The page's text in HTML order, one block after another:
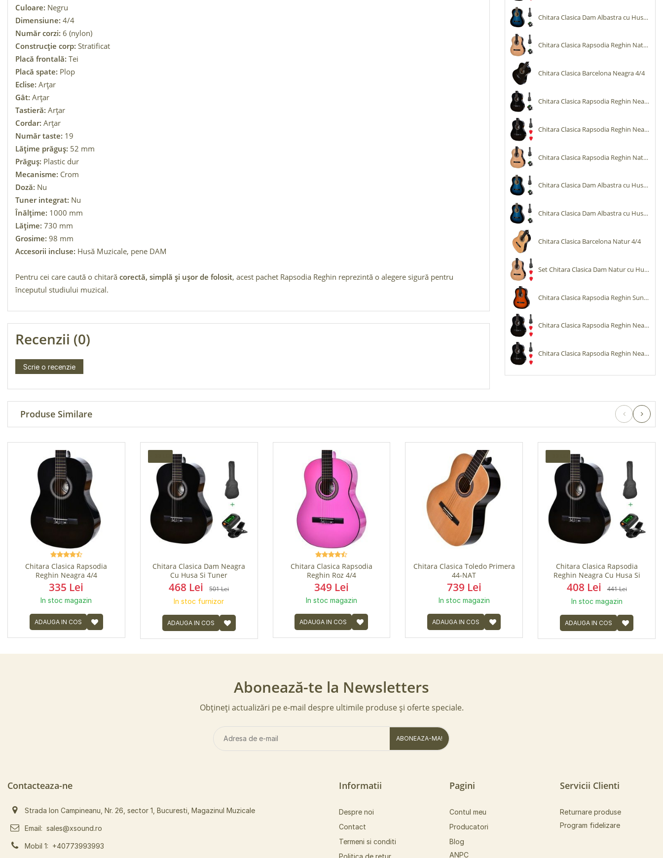
Culoare: Negru
Dimensiune: 4/4
Număr corzi: 6 (nylon)
Construcție corp: Stratificat
Placă frontală: Tei
Placă spate: Plop
Eclise: Arțar
Gât: Arțar
Tastieră: Arțar
Cordar: Arțar
Număr taste: 19
Lățime prăguș: 52 mm
Prăguș: Plastic dur
Mecanisme: Crom
Doză: Nu
Tuner integrat: Nu
Înălțime: 1000 mm
Lățime: 730 mm
Grosime: 98 mm
Accesorii incluse: Husă Muzicale, pene DAM
Pentru cei care caută o chitară corectă, simplă și ușor de folosit, acest pachet Rapsodia Reghin reprezintă o alegere sigură pentru
începutul studiului muzical.
Recenzii (0)
Scrie o recenzie
Chitara Clasica Dam Albastra cu Husa si Tuner
Chitara Clasica Rapsodia Reghin Natur cu Husa si Tuner
Chitara Clasica Barcelona Neagra 4/4
Chitara Clasica Rapsodia Reghin Neagra cu Husa si Tuner
Chitara Clasica Rapsodia Reghin Neagra cu Husa si Pene
Chitara Clasica Rapsodia Reghin Natur cu Husa si Tuner
Chitara Clasica Dam Albastra cu Husa si Tuner
Chitara Clasica Dam Albastra cu Husa si Tuner
Chitara Clasica Barcelona Natur 4/4
Set Chitara Clasica Dam Natur cu Husa si Pene
Chitara Clasica Rapsodia Reghin Sunburst 4/4
Chitara Clasica Rapsodia Reghin Neagra cu Husa si Pene
Chitara Clasica Rapsodia Reghin Neagra cu Husa si Pene
Produse Similare
Chitara Clasica Rapsodia
Reghin Neagra 4/4
335 Lei
In stoc magazin
ADAUGA IN COS
Chitara Clasica Dam Neagra
Cu Husa Si Tuner
468 Lei
501 Lei
In stoc furnizor
ADAUGA IN COS
Chitara Clasica Rapsodia
Reghin Roz 4/4
349 Lei
In stoc magazin
ADAUGA IN COS
Chitara Clasica Toledo Primera
44-NAT
739 Lei
In stoc magazin
ADAUGA IN COS
Chitara Clasica Rapsodia
Reghin Neagra Cu Husa Si
Tuner
408 Lei
441 Lei
In stoc magazin
ADAUGA IN COS
Abonează-te la Newsletters
Obțineți actualizări pe e-mail despre ultimile produse și oferte speciale.
ABONEAZA-MA!
Contacteaza-ne
Strada Ion Campineanu, Nr. 26, sector 1, Bucuresti, Magazinul Muzicale
Email: sales@xsound.ro
Mobil 1: +40773993993
Informatii
Despre noi
Contact
Termeni si conditi
Politica de retur
Pagini
Contul meu
Producatori
Blog
ANPC
Servicii Clienti
Returnare produse
Program fidelizare